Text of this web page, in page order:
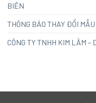
BIÊN
THÔNG BÁO THAY ĐỔI
CÔNG TY TNHH KIM LÂM –